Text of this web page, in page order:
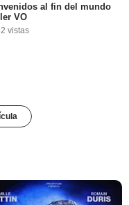
al fin del mundo
VO
vistas